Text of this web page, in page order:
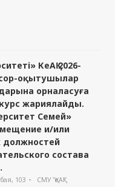
КеАҚ 2026-
оқытушылар
орналасуға
жариялайды.
Семей»
и/или
должностей
состава
103 СМУ "ҚеАҚ"